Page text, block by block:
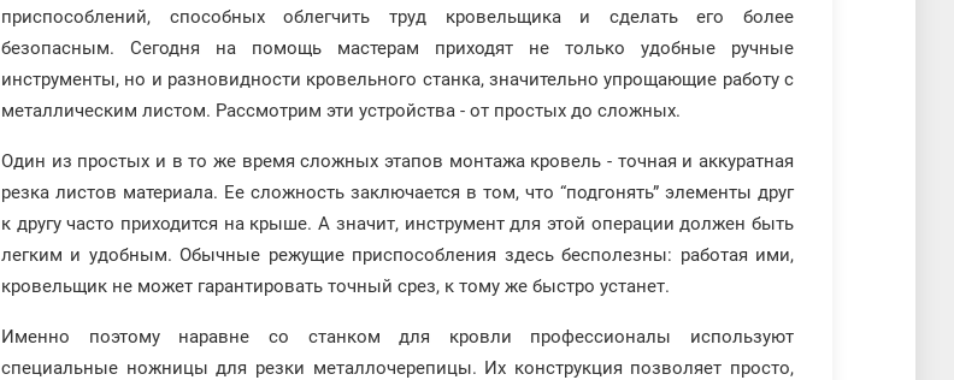
приспособлений, способных облегчить труд кровельщика и сделать его более
безопасным. Сегодня на помощь мастерам приходят не только удобные ручные
инструменты, но и разновидности кровельного станка, значительно упрощающие работу с
металлическим листом. Рассмотрим эти устройства - от простых до сложных.
Один из простых и в то же время сложных этапов монтажа кровель - точная и аккуратная
резка листов материала. Ее сложность заключается в том, что “подгонять” элементы друг
к другу часто приходится на крыше. А значит, инструмент для этой операции должен быть
легким и удобным. Обычные режущие приспособления здесь бесполезны: работая ими,
кровельщик не может гарантировать точный срез, к тому же быстро устанет.
Именно поэтому наравне со станком для кровли профессионалы используют
специальные ножницы для резки металлочерепицы. Их конструкция позволяет просто,